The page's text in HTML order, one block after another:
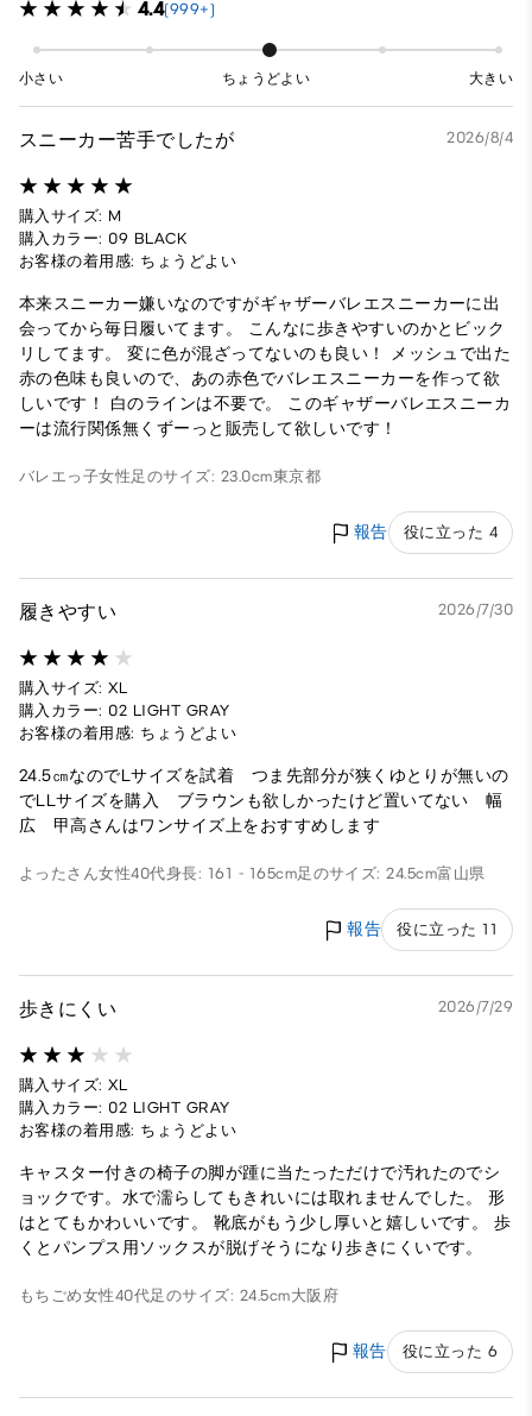
4.4(999+)
小さい ちょうどよい 大きい
スニーカー苦手でしたが 2026/8/4
購入サイズ: M
購入カラー: 09 BLACK
お客様の着用感: ちょうどよい
本来スニーカー嫌いなのですがギャザーバレエスニーカーに出
会ってから毎日履いてます。 こんなに歩きやすいのかとビック
リしてます。 変に色が混ざってないのも良い！ メッシュで出た
赤の色味も良いので、あの赤色でバレエスニーカーを作って欲
しいです！ 白のラインは不要で。 このギャザーバレエスニーカ
ーは流行関係無くずーっと販売して欲しいです！
バレエっ子女性 足のサイズ: 23.0cm東京都
報告 役に立った 4
履きやすい 2026/7/30
購入サイズ: XL
購入カラー: 02 LIGHT GRAY
お客様の着用感: ちょうどよい
24.5㎝なのでLサイズを試着 つま先部分が狭くゆとりが無いの
でLLサイズを購入 ブラウンも欲しかったけど置いてない 幅
広 甲高さんはワンサイズ上をおすすめします
よったさん女性40代身長: 161 - 165cm足のサイズ: 24.5cm富山県
報告 役に立った 11
歩きにくい 2026/7/29
購入サイズ: XL
購入カラー: 02 LIGHT GRAY
お客様の着用感: ちょうどよい
キャスター付きの椅子の脚が踵に当たっただけで汚れたのでシ
ョックです。水で濡らしてもきれいには取れませんでした。 形
はとてもかわいいです。 靴底がもう少し厚いと嬉しいです。 歩
くとパンプス用ソックスが脱げそうになり歩きにくいです。
もちごめ女性40代足のサイズ: 24.5cm大阪府
報告 役に立った 6